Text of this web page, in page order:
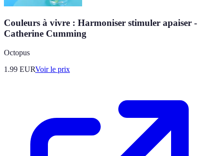
Couleurs à vivre : Harmoniser stimuler apaiser -
Catherine Cumming
Octopus
1.99 EURVoir le prix